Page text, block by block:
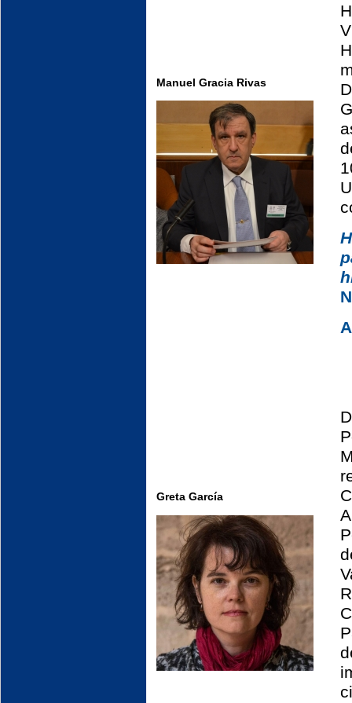
Manuel Gracia Rivas
Greta García